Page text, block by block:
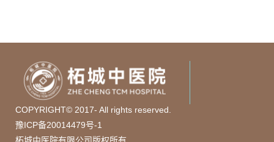
COPYRIGHT© 2017- All rights reserved.
豫ICP备20014479号-1